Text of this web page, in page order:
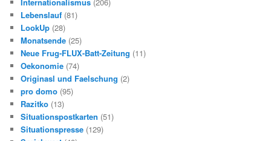
Lebenslauf (81)
LookUp (28)
Monatsende (25)
Neue Frug-FLUX-Batt-Zeitung (11)
Oekonomie (74)
Originasl und Faelschung (2)
pro domo (95)
Razitko (13)
Situationspostkarten (51)
Situationspresse (129)